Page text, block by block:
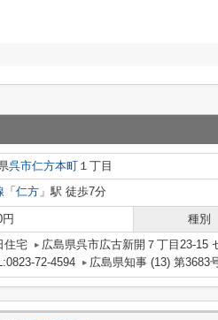
呉市仁方本町 １丁目
「 仁方 」駅 徒歩7分
種別
住宅
広島県呉市広古新開７丁目23-15
72-4594
広島県知事 (13) 第3683